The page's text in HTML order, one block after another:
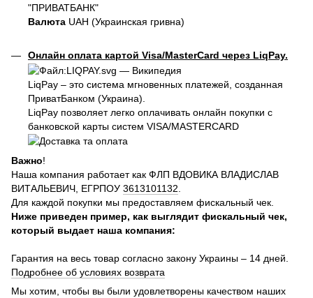
"ПРИВАТБАНК"
Валюта UAH (Украинская гривна)
Онлайн оплата картой Visa/MasterCard через LiqPay.
LiqPay – это система мгновенных платежей, созданная
ПриватБанком (Украина).
LiqPay позволяет легко оплачивать онлайн покупки с
банковской карты систем VISA/MASTERCARD
Важно!
Наша компания работает как ФЛП ВДОВИКА ВЛАДИСЛАВ
ВИТАЛЬЕВИЧ, ЕГРПОУ 3613101132.
Для каждой покупки мы предоставляем фискальный чек.
Ниже приведен пример, как выглядит фискальный чек,
который выдает наша компания:
Гарантия на весь товар согласно закону Украины – 14 дней.
Подробнее об условиях возврата
Мы хотим, чтобы вы были удовлетворены качеством наших